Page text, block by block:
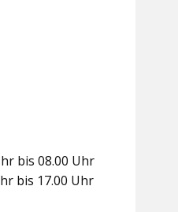
bis 08.00 Uhr
bis 17.00 Uhr